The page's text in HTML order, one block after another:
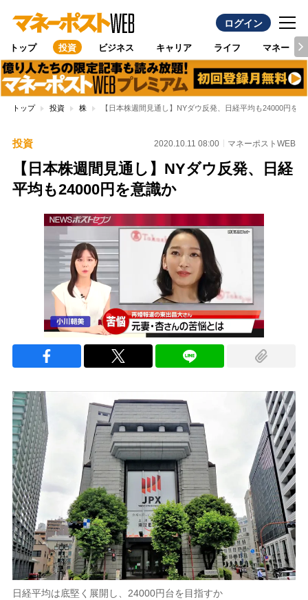
ログイン
トップ 投資 ビジネス キャリア ライフ マネー
トップ 投資 株 【日本株週間見通し】NYダウ反発、日経平均も24000円を意
投資 2020.10.11 08:00 マネーポストWEB
【日本株週間見通し】NYダウ反発、日経
平均も24000円を意識か
日経平均は底堅く展開し、24000円台を目指すか